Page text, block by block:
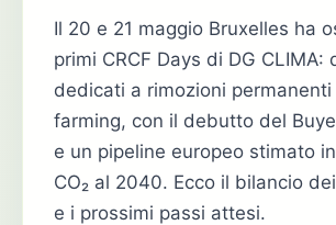
Il 20 e 21 maggio Bruxelles ha
primi CRCF Days di DG CLIMA:
dedicati a rimozioni
farming, con il debutto del
e un pipeline europeo stimato
CO₂ al 2040. Ecco il bilancio
e i prossimi passi attesi.